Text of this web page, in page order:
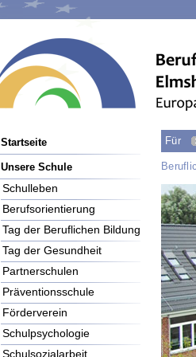
Für
Navigation
Startseite
Unsere Schule
Schulleben
Berufsorientierung
Tag der Beruflichen Bildung
Tag der Gesundheit
Partnerschulen
Präventionsschule
Förderverein
Schulpsychologie
Schulsozialarbeit